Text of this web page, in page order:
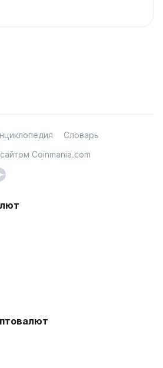
Словарь
Coinmania.com